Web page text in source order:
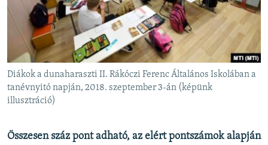
EURÓPAI UNIÓ
VILÁG
KLÍMAVÁLTOZÁS
A MÚLT TANULSÁGAI
KÖVESSEN MINKET!
Diákok a dunaharaszti II. Rákóczi Ferenc Általános Iskolában a
tanévnyitó napján, 2018. szeptember 3-án (képünk
illusztráció)
Összesen száz pont adható, az elért pontszámok alapján